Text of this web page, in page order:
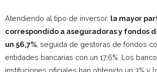
Atendiendo al tipo de inversor, la mayor
correspondido a aseguradoras y fondos
un 56,7% , seguida de gestoras de fondos
entidades bancarias con un 17,6%. Los
instituciones oficiales han obtenido un 3% y